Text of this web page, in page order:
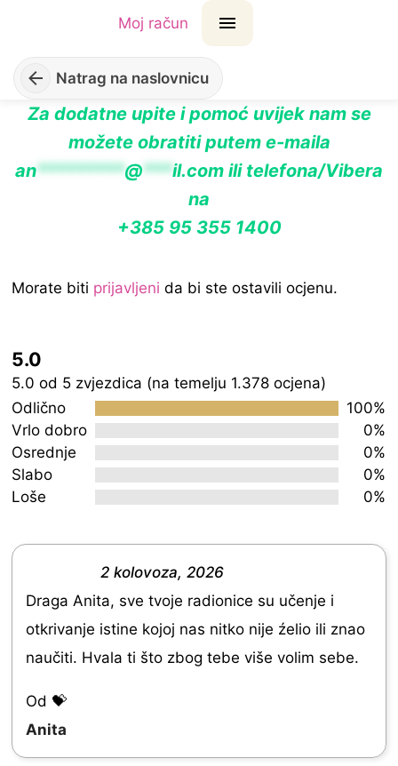
Moj račun
Natrag na naslovnicu
Za dodatne upite i pomoć uvijek nam se
možete obratiti putem e-maila
an*********@***il.com ili telefona/Vibera
na
+385 95 355 1400
Morate biti prijavljeni da bi ste ostavili ocjenu.
5.0
5.0
out
of
5.0 od 5 zvjezdica (na temelju 1.378 ocjena)
Odlično
100%
Vrlo dobro
0%
Osrednje
0%
Slabo
0%
Loše
0%
d
5
.
2 kolovoza, 2026
Draga Anita, sve tvoje radionice su učenje i
otkrivanje istine kojoj nas nitko nije źelio ili znao
naučiti. Hvala ti što zbog tebe više volim sebe.
Od 💝
Anita